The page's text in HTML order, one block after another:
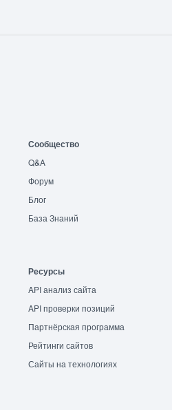
Сообщество
Q&A
Форум
Блог
База Знаний
Ресурсы
API анализ сайта
API проверки позиций
Партнёрская программа
Рейтинги сайтов
Сайты на технологиях